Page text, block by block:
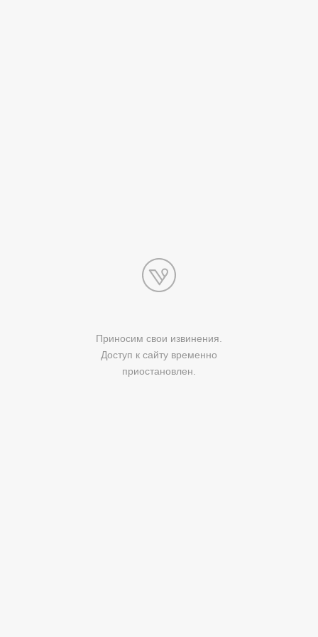
Приносим свои извинения.
Доступ к сайту временно
приостановлен.